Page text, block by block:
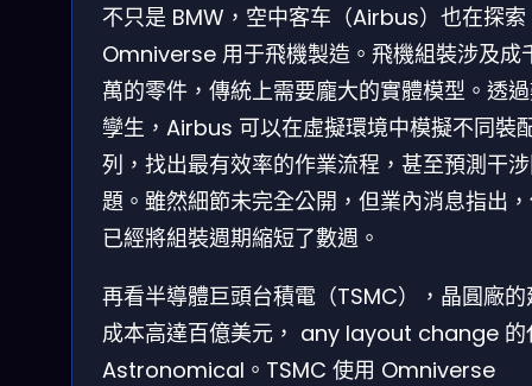
不只是 BMW，空中客车（Airbus）也在探索
Omniverse 用于飛機製造。飛機組裝涉及成
萬的零件，傳統上需要龐大的實體模型。透
孿生，Airbus 可以在虛擬環境中模擬不同裝
列，找出最有效率的作業流程，甚至預測干
題。雖然細節未完全公開，但業內消息指出
已經將組裝週期縮短了數週。
再看半導體巨頭台積電（TSMC），晶圓廠的
成本高達百億美元， any layout change 的
Astronomical。TSMC 使用 Omniverse